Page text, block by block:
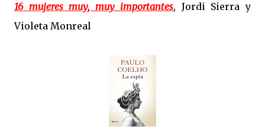
16 mujeres muy, muy importantes, Jordi Sierra y
Violeta Monreal